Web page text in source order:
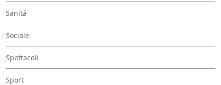
Sanità
Sociale
Spettacoli
Sport